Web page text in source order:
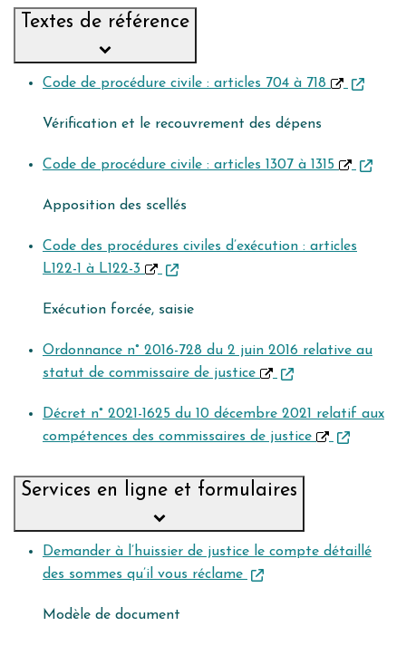
Textes de référence
Code de procédure civile : articles 704 à 718
Vérification et le recouvrement des dépens
Code de procédure civile : articles 1307 à 1315
Apposition des scellés
Code des procédures civiles d’exécution : articles
L122-1 à L122-3
Exécution forcée, saisie
Ordonnance n° 2016-728 du 2 juin 2016 relative au
statut de commissaire de justice
Décret n° 2021-1625 du 10 décembre 2021 relatif aux
compétences des commissaires de justice
Services en ligne et formulaires
Demander à l’huissier de justice le compte détaillé
des sommes qu’il vous réclame
Modèle de document